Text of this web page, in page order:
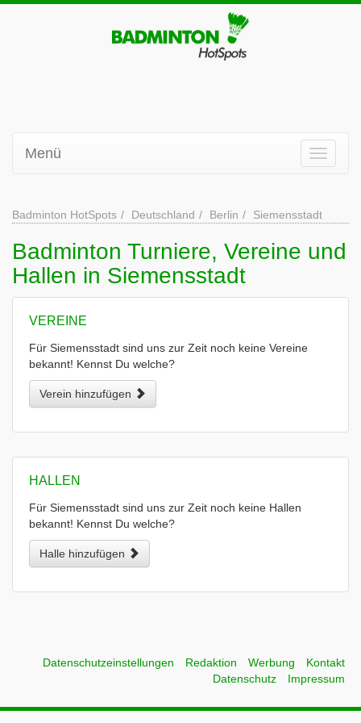
Menü
Badminton HotSpots Deutschland Berlin Siemensstadt
Badminton Turniere, Vereine und
Hallen in Siemensstadt
VEREINE
Für Siemensstadt sind uns zur Zeit noch keine Vereine
bekannt! Kennst Du welche?
Verein hinzufügen
HALLEN
Für Siemensstadt sind uns zur Zeit noch keine Hallen
bekannt! Kennst Du welche?
Halle hinzufügen
Datenschutzeinstellungen Redaktion Werbung
Kontakt
Datenschutz
Impressum